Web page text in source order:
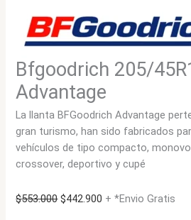
Bfgoodrich 205/
Advantage
La llanta BFGoodrich Advantage
gran turismo, han sido fabricados
vehículos de tipo compacto,
crossover, deportivo y cupé
$553.000El
$442.900 El
+ *Envio Gratis